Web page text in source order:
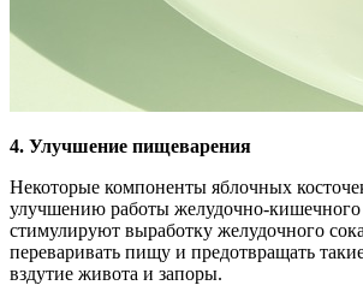
4. Улучшение пищеварения
Некоторые компоненты яблочных
улучшению работы желудочно-кишечного
стимулируют выработку желудочного
переваривать пищу и предотвращать
вздутие живота и запоры.